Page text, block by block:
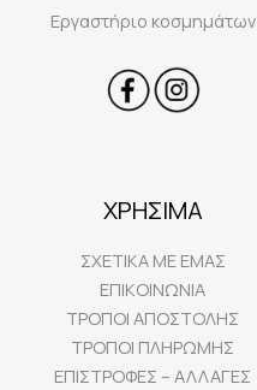
Εργαστήριο κοσμημάτων
ΧΡΗΣΙΜΑ
ΣΧΕΤΙΚΑ ΜΕ ΕΜΑΣ
ΕΠΙΚΟΙΝΩΝΙΑ
ΤΡΟΠΟΙ ΑΠΟΣΤΟΛΗΣ
ΤΡΟΠΟΙ ΠΛΗΡΩΜΗΣ
ΕΠΙΣΤΡΟΦΕΣ – ΑΛΛΑΓΕΣ